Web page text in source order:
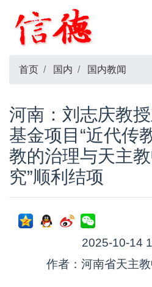
首页 国内 国内教闻
河南：刘志庆教
基金项目“近代传
教的治理与天主
究”顺利结项
2025-10-14
作者：河南省天主